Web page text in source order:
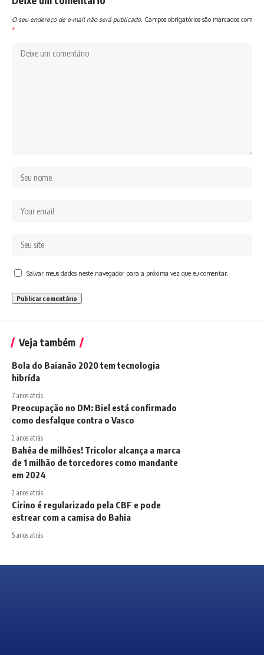
O seu endereço de e-mail não será publicado. Campos obrigatórios são marcados com
*
Salvar meus dados neste navegador para a próxima vez que eu comentar.
Veja também
Bola do Baianão 2020 tem tecnologia
hibrída
7 anos atrás
Preocupação no DM: Biel está confirmado
como desfalque contra o Vasco
2 anos atrás
Bahêa de milhões! Tricolor alcança a marca
de 1 milhão de torcedores como mandante
em 2024
2 anos atrás
Cirino é regularizado pela CBF e pode
estrear com a camisa do Bahia
5 anos atrás